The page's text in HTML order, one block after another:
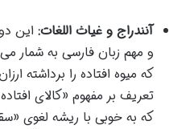
آنندراج و غیاث اللغات: این
و مهم زبان فارسی به شمار
که میوه افتاده را برداشته
تعریف بر مفهوم «کالای
که به خوبی با ریشه لغوی